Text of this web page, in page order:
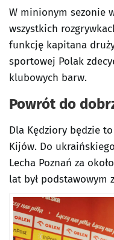
W minionym sezonie
wszystkich
funkcję kapitana
sportowej Polak
klubowych barw.
Powrót do
Dla Kędziory będzie
Kijów. Do
Lecha Poznań za
lat był podstawowym